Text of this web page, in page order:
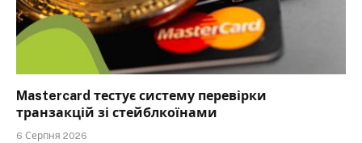
Mastercard тестує систему перевірки
транзакцій зі стейблкоїнами
6 Серпня 2026